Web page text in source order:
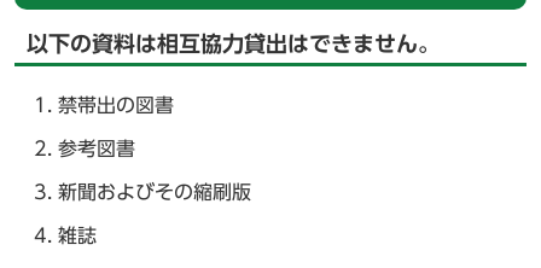
以下の資料は相互協力貸出はできません。
禁帯出の図書
参考図書
新聞およびその縮刷版
雑誌